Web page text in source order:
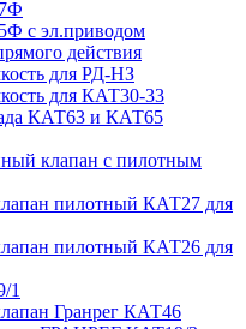
с эл.приводом
действия
для РД-НЗ
для КАТ30-33
КАТ63 и КАТ65
клапан с пилотным
пилотный КАТ27 для
пилотный КАТ26 для
1
Гранрег КАТ46